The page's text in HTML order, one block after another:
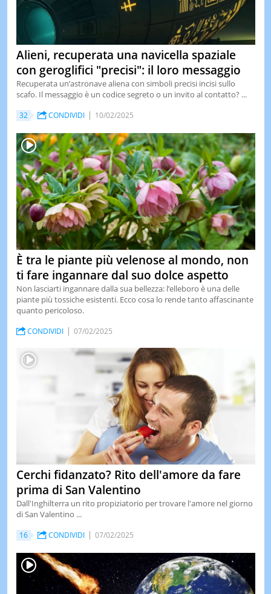
Alieni, recuperata una navicella spaziale
con geroglifici "precisi": il loro messaggio
Recuperata un’astronave aliena con simboli precisi incisi sullo
scafo. Il messaggio è un codice segreto o un invito al contatto? ...
32 CONDIVIDI 10/02/2025
È tra le piante più velenose al mondo, non
ti fare ingannare dal suo dolce aspetto
Non lasciarti ingannare dalla sua bellezza: l’elleboro è una delle
piante più tossiche esistenti. Ecco cosa lo rende tanto affascinante
quanto pericoloso.
CONDIVIDI 07/02/2025
Cerchi fidanzato? Rito dell'amore da fare
prima di San Valentino
Dall'Inghilterra un rito propiziatorio per trovare l'amore nel giorno
di San Valentino ...
16 CONDIVIDI 07/02/2025